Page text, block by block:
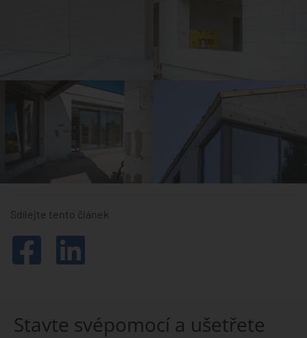
Sdílejte tento článek
Stavte svépomocí a ušetřete